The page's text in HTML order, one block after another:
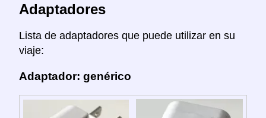
Adaptadores
Lista de adaptadores que puede utilizar en su
viaje:
Adaptador: genérico